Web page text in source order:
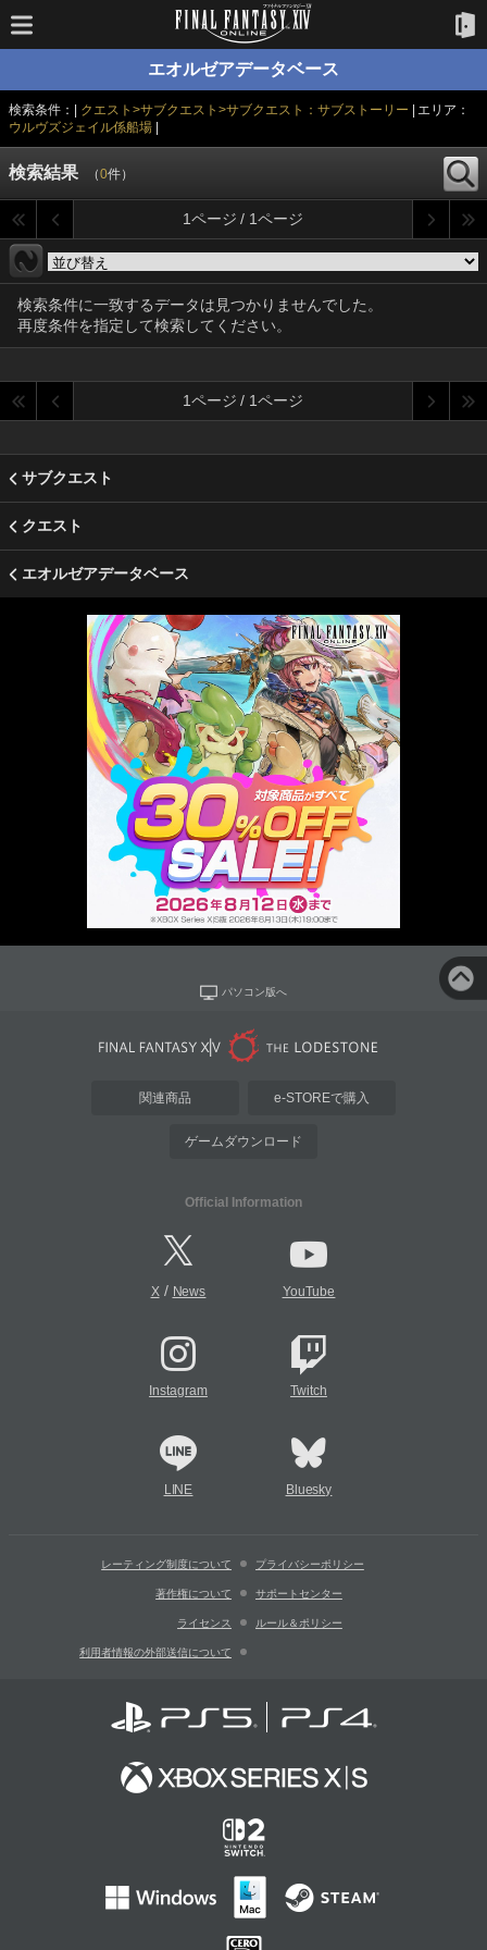
エオルゼアデータベース
検索条件：| クエスト>サブクエスト>サブクエスト：サブストーリー
| エリア：
ウルヴズジェイル係船場|
検索結果 （0件）
1ページ / 1ページ
検索条件に一致するデータは見つかりませんでした。
再度条件を指定して検索してください。
1ページ / 1ページ
サブクエスト
クエスト
エオルゼアデータベース
パソコン版へ
関連商品 e-STOREで購入
ゲームダウンロード
Official Information
X/ News YouTube
Instagram Twitch
LINE Bluesky
レーティング制度について プライバシーポリシー
著作権について サポートセンター
ライセンス ルール＆ポリシー
利用者情報の外部送信について